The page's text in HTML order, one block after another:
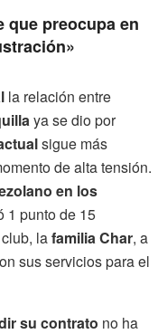
que preocupa en
la relación entre
ya se dio por
sigue más
de alta tensión.
en los
1 punto de 15
lafamilia Char, a
sus servicios para el
su contrato no ha